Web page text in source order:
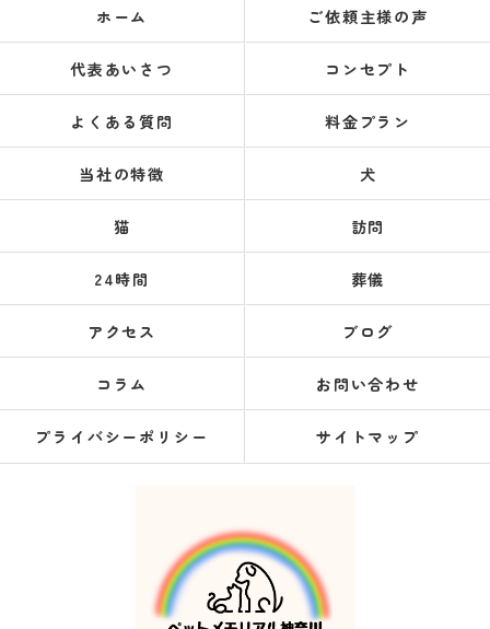
ホーム ご依頼主様の声
代表あいさつ コンセプト
よくある質問 料金プラン
当社の特徴 犬
猫 訪問
24時間 葬儀
アクセス ブログ
コラム お問い合わせ
プライバシーポリシー サイトマップ